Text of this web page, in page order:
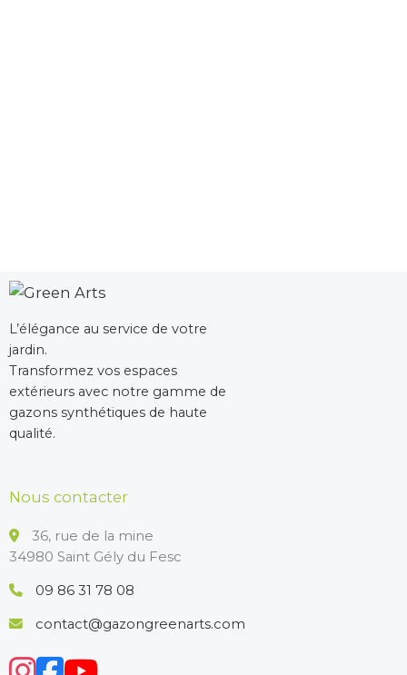
L’élégance au service de votre
jardin.
Transformez vos espaces
extérieurs avec notre gamme de
gazons synthétiques de haute
qualité.
Nous contacter
36, rue de la mine
34980 Saint Gély du Fesc
09 86 31 78 08
contact@gazongreenarts.com